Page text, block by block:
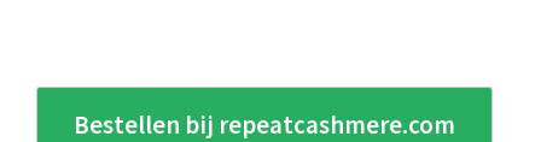
Bestellen bij repeatcashmere.com